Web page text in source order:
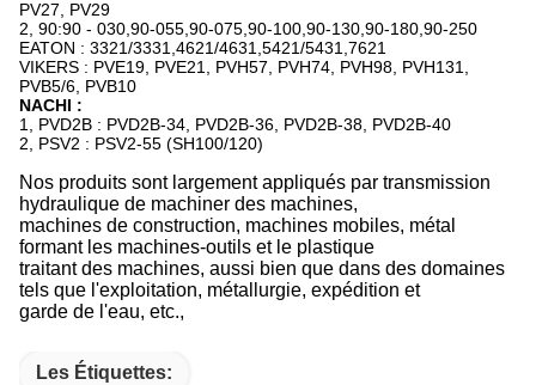
PV27, PV29
2, 90:90 - 030,90-055,90-075,90-100,90-130,90-180,90-250
EATON : 3321/3331,4621/4631,5421/5431,7621
VIKERS : PVE19, PVE21, PVH57, PVH74, PVH98, PVH131,
PVB5/6, PVB10
NACHI :
1, PVD2B : PVD2B-34, PVD2B-36, PVD2B-38, PVD2B-40
2, PSV2 : PSV2-55 (SH100/120)
Nos produits sont largement appliqués par transmission
hydraulique de machiner des machines,
machines de construction, machines mobiles, métal
formant les machines-outils et le plastique
traitant des machines, aussi bien que dans des domaines
tels que l'exploitation, métallurgie, expédition et
garde de l'eau, etc.,
Les Étiquettes: